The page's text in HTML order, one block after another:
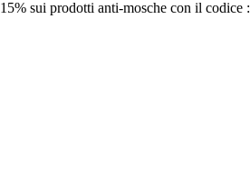
15% sui prodotti anti-mosche con il codice :